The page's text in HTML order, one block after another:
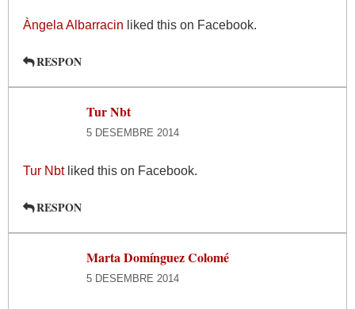
Àngela Albarracin liked this on Facebook.
RESPON
Tur Nbt
5 DESEMBRE 2014
Tur Nbtliked this on Facebook.
RESPON
Marta Domínguez Colomé
5 DESEMBRE 2014